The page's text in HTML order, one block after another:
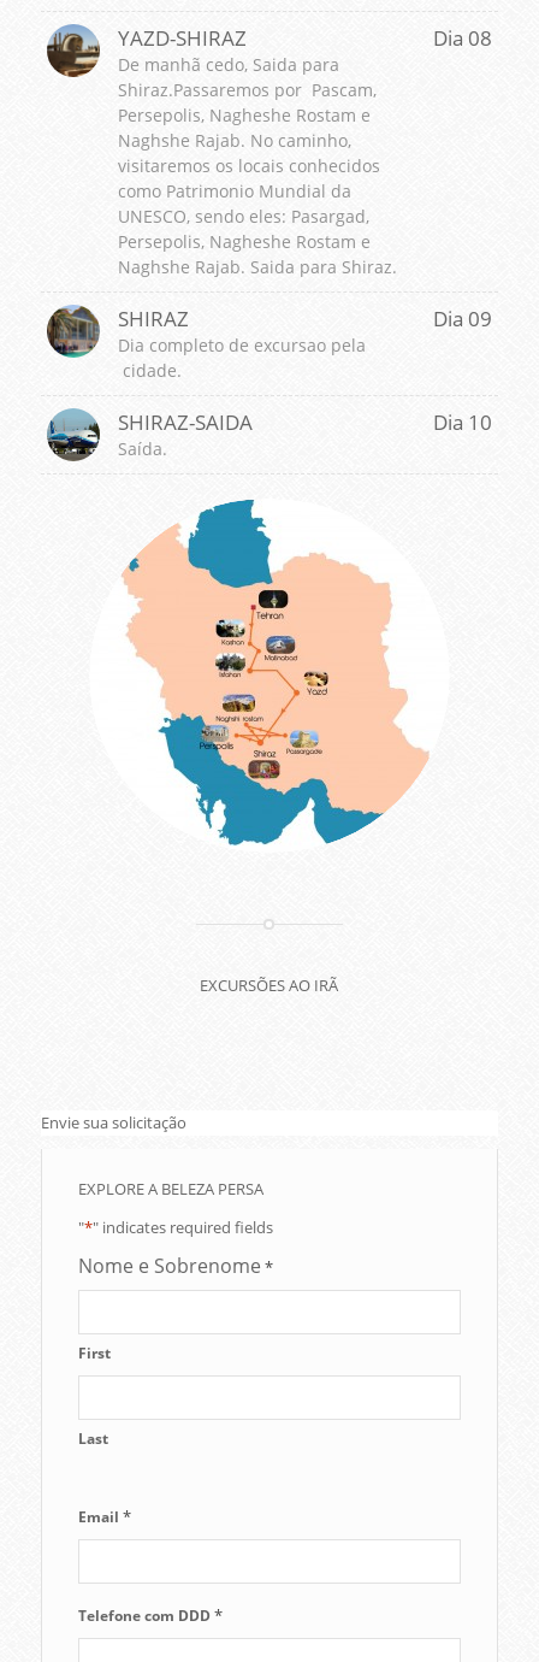
YAZD-SHIRAZ Dia 08
De manhã cedo, Saida para
Shiraz.Passaremos por Pascam,
Persepolis, Nagheshe Rostam e
Naghshe Rajab. No caminho,
visitaremos os locais conhecidos
como Patrimonio Mundial da
UNESCO, sendo eles: Pasargad,
Persepolis, Nagheshe Rostam e
Naghshe Rajab. Saida para Shiraz.
SHIRAZ Dia 09
Dia completo de excursao pela
cidade.
SHIRAZ-SAIDA Dia 10
Saída.
EXCURSÕES AO IRÃ
Envie sua solicitação
EXPLORE A BELEZA PERSA
"*" indicates required fields
Nome e Sobrenome *
First
Last
Email *
Telefone com DDD *